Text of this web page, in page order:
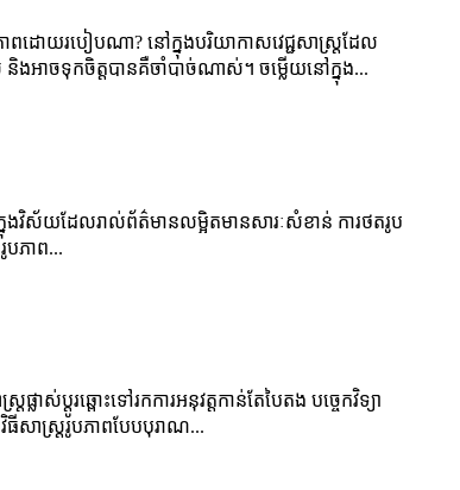
ដោយរបៀបណា? នៅក្នុងបរិយាកាសវេជ្ជសាស្រ្តដែល
និងអាចទុកចិត្តបានគឺចាំបាច់ណាស់។ ចម្លើយនៅក្នុង...
នុងវិស័យដែលរាល់ព័ត៌មានលម្អិតមានសារៈសំខាន់ ការថតរូប
បភាព...
ាស់ប្តូរឆ្ពោះទៅរកការអនុវត្តកាន់តែបៃតង បច្ចេកវិទ្យា
ធីសាស្ត្រ​រូបភាព​បែប​បុរាណ...